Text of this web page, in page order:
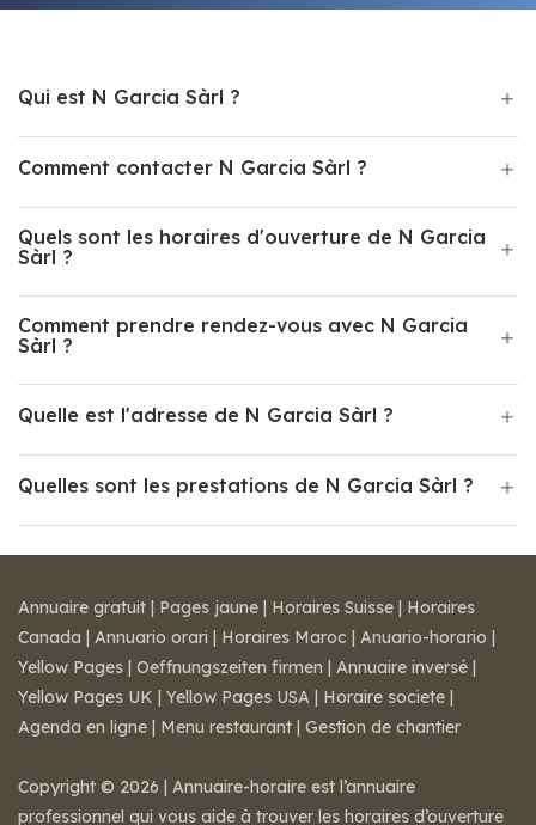
Qui est N Garcia Sàrl ?
Comment contacter N Garcia Sàrl ?
Quels sont les horaires d'ouverture de N Garcia
Sàrl ?
Comment prendre rendez-vous avec N Garcia
Sàrl ?
Quelle est l'adresse de N Garcia Sàrl ?
Quelles sont les prestations de N Garcia Sàrl ?
Annuaire gratuit | Pages jaune | Horaires Suisse | Horaires
Canada | Annuario orari | Horaires Maroc | Anuario-horario |
Yellow Pages | Oeffnungszeiten firmen | Annuaire inversé |
Yellow Pages UK | Yellow Pages USA | Horaire societe |
Agenda en ligne | Menu restaurant | Gestion de chantier
Copyright © 2026 | Annuaire-horaire est l’annuaire
professionnel qui vous aide à trouver les horaires d’ouverture